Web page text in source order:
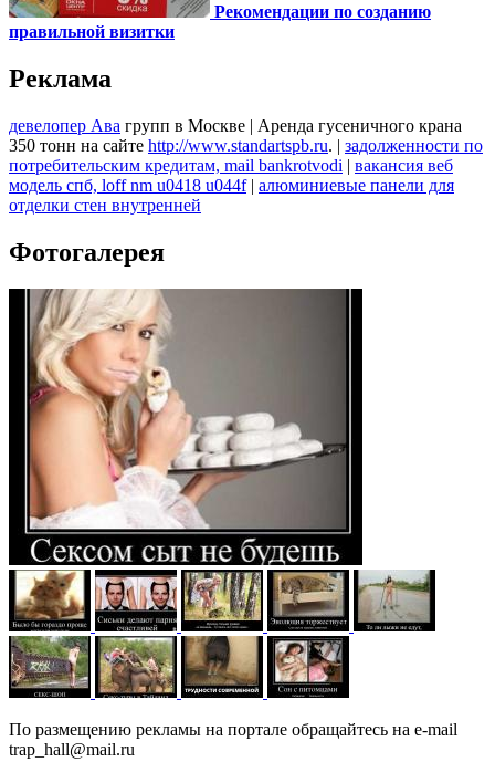
Рекомендации по созданию
правильной визитки
Реклама
девелопер Ава групп в Москве | Аренда гусеничного крана
350 тонн на сайте http://www.standartspb.ru. | задолженности по
потребительским кредитам, mail bankrotvodi | вакансия веб
модель спб, loff nm u0418 u044f| алюминиевые панели для
отделки стен внутренней
Фотогалерея
По размещению рекламы на портале обращайтесь на e-mail
trap_hall@mail.ru